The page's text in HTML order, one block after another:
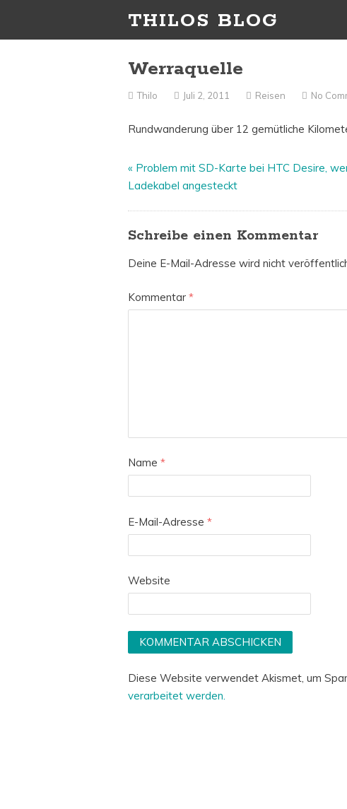
THILOS BLOG
Werraquelle
Thilo Juli 2, 2011 Reisen No
Rundwanderung über 12 gemütliche
« Problem mit SD-Karte bei HTC Desire,
Ladekabel angesteckt
Schreibe einen Kommentar
Deine E-Mail-Adresse wird nicht
Kommentar*
Name*
E-Mail-Adresse*
Website
Diese Website verwendet Akismet, um
verarbeitet werden.